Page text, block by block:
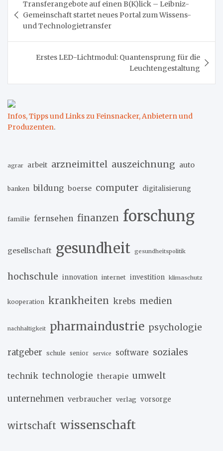
Transferangebote auf einen B(K)lick – Leibniz-
Gemeinschaft startet neues Portal zum Wissens-
und Technologietransfer
Erstes LED-Lichtmodul: Quantensprung für die
Leuchtengestaltung
Infos, Tipps und Links zu Feinsnacker, Anbietern und
Produzenten.
agrar arbeit arzneimittel auszeichnung auto
banken bildung boerse computer digitalisierung
familie fernsehen finanzen forschung
gesellschaft gesundheit gesundheitspolitik
hochschule innovation internet investition klimaschutz
kooperation krankheiten krebs medien
nachhaltigkeit pharmaindustrie psychologie
ratgeber schule senior service software soziales
technik technologie therapie umwelt
unternehmen verbraucher verlag vorsorge
wirtschaft wissenschaft